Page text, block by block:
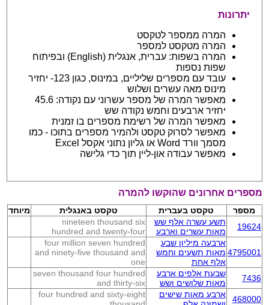
יתרונות
המרה ממספר לטקסט
המרה מטקסט למספר
המרה בשפות: עברית, אנגלית (English) ובפיתוח
שפות נספות
עובד עם מספרים שליליים, במינוס, כגון 123- יחזיר
מינוס מאה עשרים ושלוש
מאפשר המרה של מספר עשרוני עם נקודה: 45.6
יחזיר ארבעים וחמש נקודה שש
מאפשר המרה של רשימת מספרים בו זמנית
מאפשר לסרוק טקסט ולהמיר מספרים בתוכו - כמו
מסמך וורד Word או גליון נתוני אקסל Excel
מאפשר עבודה און-ליין תוך כדי גלישה
מספרים אחרונים שהוקשו להמרה
מספר טקסט בעברית טקסט באנגלית
מיוחד
19624
תשע עשרה אלף שש
מאות עשרים וארבע
nineteen thousand six
hundred and twenty-four
4795001
ארבעה מיליון שבע
מאות תשעים וחמש
אלף אחת
four million seven hundred
and ninety-five thousand and
one
7436
שבעת אלפים ארבע
מאות שלושים ושש
seven thousand four hundred
and thirty-six
468000
ארבע מאות שישים
four hundred and sixty-eight